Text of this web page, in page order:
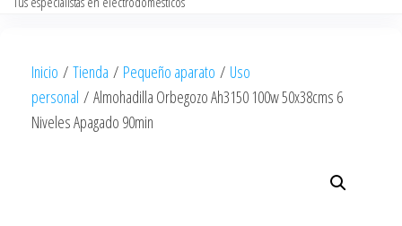
Inicio / Tienda / Pequeño aparato / Uso
personal / Almohadilla Orbegozo Ah3150 100w 50x38cms 6
Niveles Apagado 90min